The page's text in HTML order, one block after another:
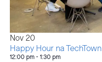
Nov 20
Happy Hour na TechTown
12:00 pm- 1:30 pm